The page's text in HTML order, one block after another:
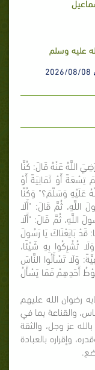
عليه وسلم
2026/08/08
اللَّهُ عَنْهُ قَالَ: كُنَّا
تِسْعَةً أَوْ ثَمَانِيَةً أَوْ
عَلَيْهِ وَسَلَّمَ؟" وَكُنَّا
اللَّهِ، ثُمَّ قَالَ: "أَلَا
اللَّهِ، ثُمَّ قَالَ: "أَلَا
قَدْ بَايَعْنَاكَ يَا رَسُولَ
تُشْرِكُوا بِهِ شَيْئًا،
وَلَا تَسْأَلُوا النَّاسَ
أَحَدِهِمْ فَمَا يَسْأَلُ
رضوان الله عليهم
والقناعة بما في
عز وجل، والثقة
وإقراره بالعبادة